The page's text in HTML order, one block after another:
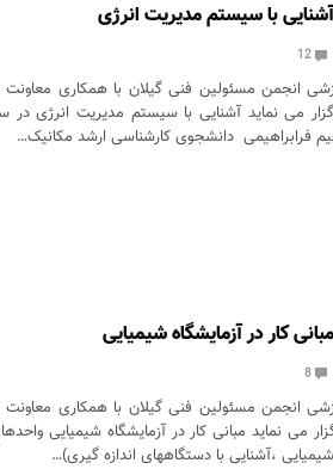
با سیستم مدیریت انرژی
12
انجمن مسئولین فنی گیلان با همکاری
می نماید آشنایی با سیستم مدیریت انرژی
فرابراهیمی دانشجوی کارشناسی ارشد مکانیک…
کار در آزمایشگاه شیمیایی
8
انجمن مسئولین فنی گیلان با همکاری
می نماید مبانی کار در آزمایشگاه شیمیایی
،آشنایی با دستگاههای اندازه گیری)…